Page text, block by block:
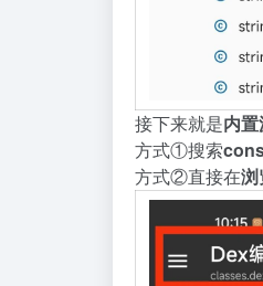
接下来就是内置
方式①搜索con
方式②直接在浏